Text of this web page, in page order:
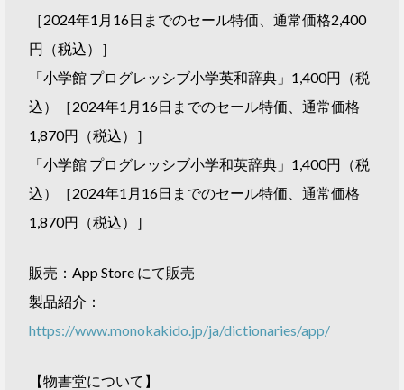
［2024年1月16日までのセール特価、通常価格2,400
円（税込）］
「小学館 プログレッシブ小学英和辞典」1,400円（税
込）［2024年1月16日までのセール特価、通常価格
1,870円（税込）］
「小学館 プログレッシブ小学和英辞典」1,400円（税
込）［2024年1月16日までのセール特価、通常価格
1,870円（税込）］
販売：App Store にて販売
製品紹介：
https://www.monokakido.jp/ja/dictionaries/app/
【物書堂について】